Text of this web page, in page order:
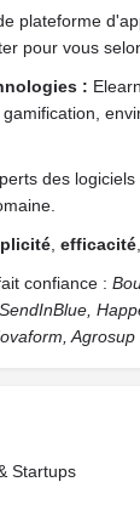
plateforme
pour vous
:
des logiciels
efficacité
confiance :
Agrosup
Startups